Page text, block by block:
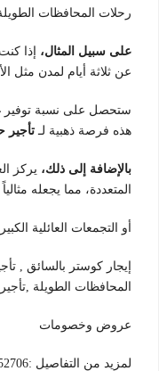
رحلات المحافظات
على سبيل المثال، إذا
عن ثلاثة أيام لمدن مثل
ستحصل على نسبة توفير
هذه فرصة ذهبية لـتأجير
بالإضافة إلى ذلك، يركز
المتعددة، مما يجعله
أو التجمعات العائلية
إيجار كوستر بالسائق ,
المحافظات الطويلة
عروض وخصومات
لمزيد من التفاصيل :01099552706